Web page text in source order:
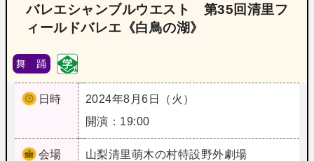
バレエシャンブルウエスト 第35回清里フ
ィールドバレエ《白鳥の湖》
舞 踊
日時
2024年8月6日（火）
開演：19:00
会場 山梨清里萌木の村特設野外劇場